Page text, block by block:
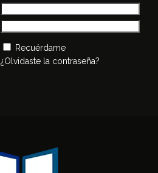
Recuérdame
¿Olvidaste la contraseña?